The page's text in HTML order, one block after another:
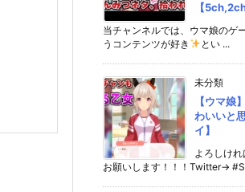
【
当チャンネルでは、ウマ娘のゲ
うコンテンツが好き
とい ...
未分類
【ウマ娘
わいいと
イ】
よろしけ
お願いします！！！Twitter→